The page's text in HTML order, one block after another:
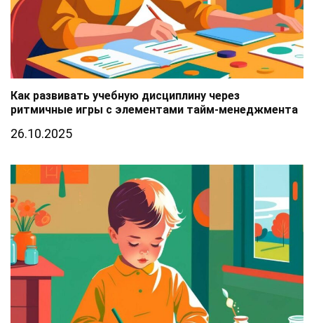
Как развивать учебную дисциплину через
ритмичные игры с элементами тайм-менеджмента
26.10.2025